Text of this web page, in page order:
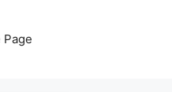
Page